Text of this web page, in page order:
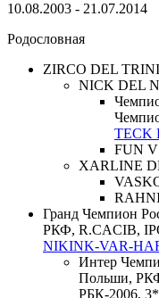
10.08.2003 - 21.07.2014
Родословная
ZIRCO DEL
NICK DEL
TECK
FUN
XARLINE
Гранд Чемпион
РКФ, R.CACIB,
NIKINK-VAR-
Интер
Польши,
РБК-2006,